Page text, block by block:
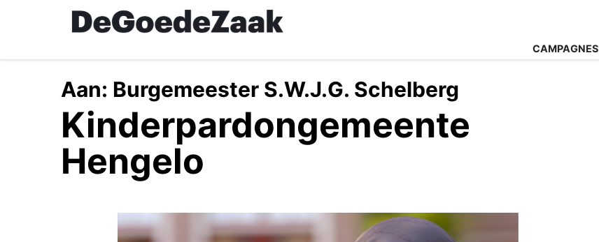
content
CAMPAGNES
Aan: Burgemeester S.W.J.G. Schelberg
Kinderpardongemeente
Hengelo